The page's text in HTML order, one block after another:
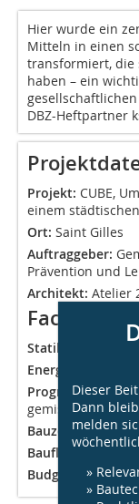
Hier wurde ein
Mitteln in einen
transformiert, die
haben – ein
DBZ-Heftpartner
Projekt: CUBE,
einem
Ort: Saint Gilles
Auftraggeber:
Prävention und
Architekt: Atelier
Statik:
Energieeffizienz:
Programm:
gemischte
Bauzeit:2019-
Baufläche:
Budget (exkl.
Dieser
Dann
melden
»
»